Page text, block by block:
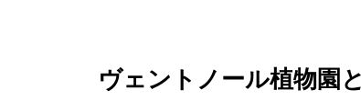
ヴェントノール植物園